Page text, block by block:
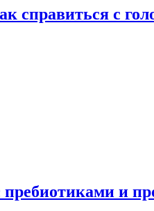
справиться с
пребиотиками и